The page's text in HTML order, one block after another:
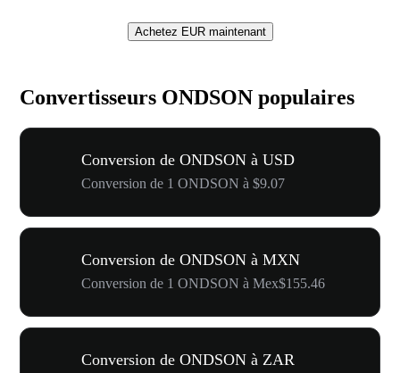
Achetez EUR maintenant
Convertisseurs ONDSON populaires
Conversion de ONDSON à USD
Conversion de 1 ONDSON à $9.07
Conversion de ONDSON à MXN
Conversion de 1 ONDSON à Mex$155.46
Conversion de ONDSON à ZAR